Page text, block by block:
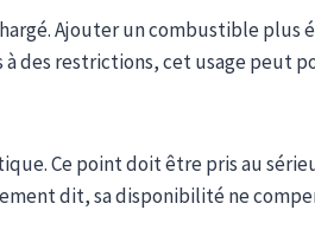
Ajouter un combustible plus
des restrictions, cet usage peut
Ce point doit être pris au
dit, sa disponibilité ne